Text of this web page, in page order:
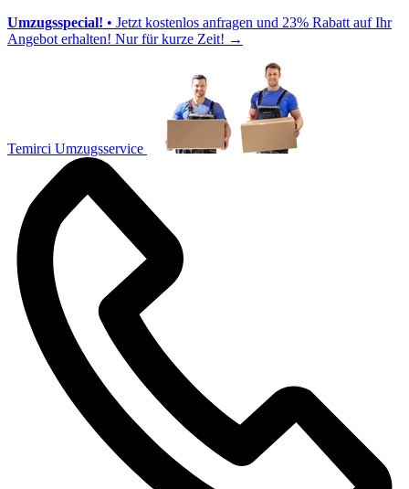
Umzugsspecial! • Jetzt kostenlos anfragen und 23% Rabatt auf Ihr
Angebot erhalten! Nur für kurze Zeit! →
Temirci Umzugsservice